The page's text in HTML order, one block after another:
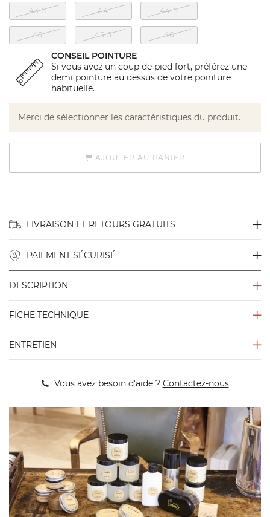
43.5 44 44.5
45 45.5 46
CONSEIL POINTURE
Si vous avez un coup de pied fort, préférez une
demi pointure au dessus de votre pointure
habituelle.
Merci de sélectionner les caractéristiques du produit.
AJOUTER AU PANIER
LIVRAISON ET RETOURS GRATUITS
PAIEMENT SÉCURISÉ
DESCRIPTION
FICHE TECHNIQUE
ENTRETIEN
Vous avez besoin d'aide ? Contactez-nous